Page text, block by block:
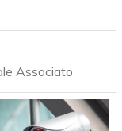
Associato